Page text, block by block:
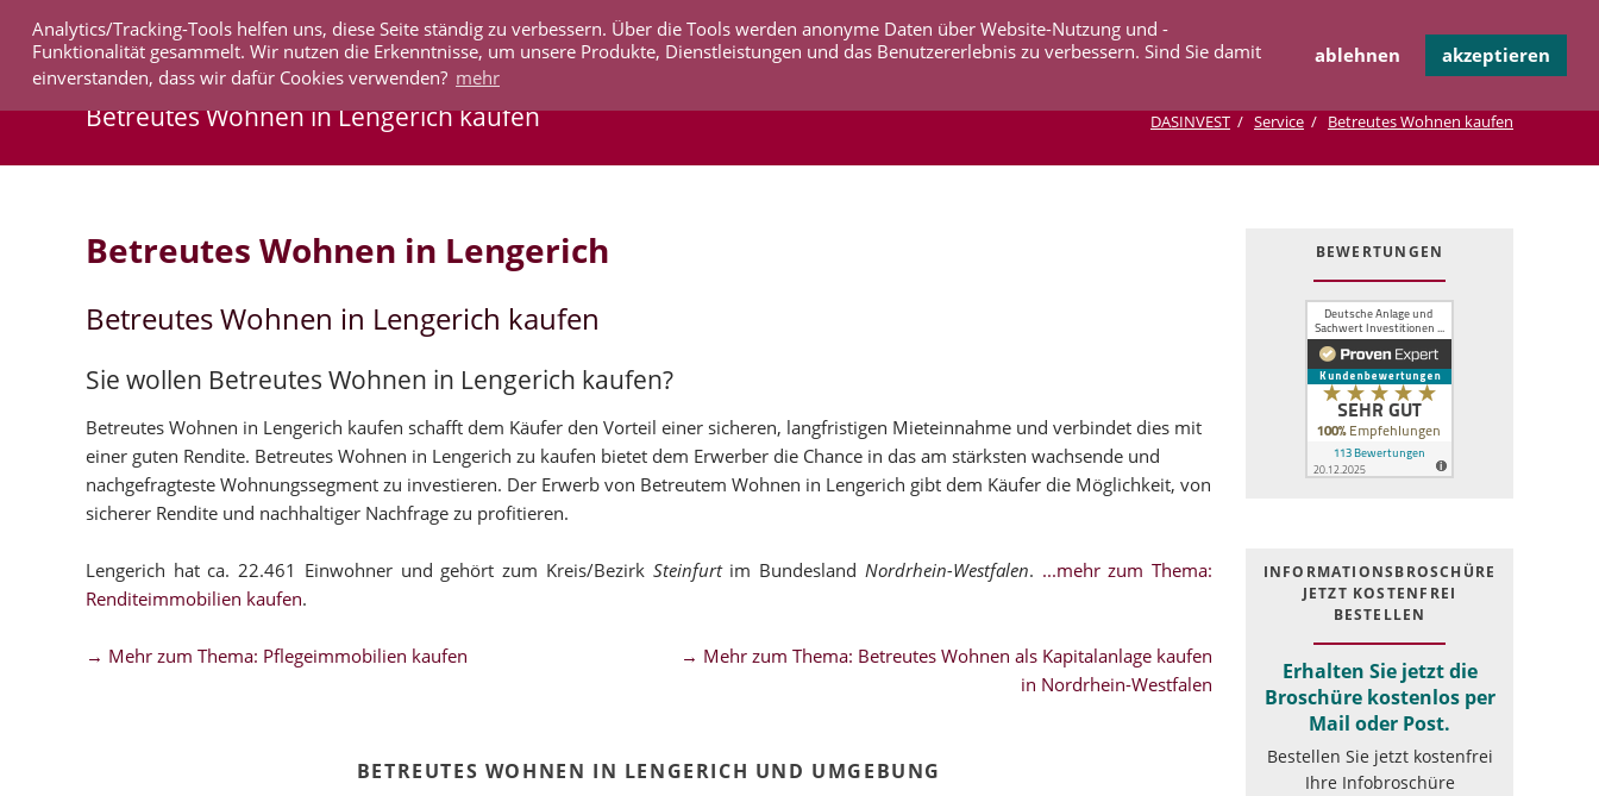
Analytics/Tracking-Tools helfen uns, diese Seite ständig zu verbessern. Über die Tools werden anonyme Daten über Website-Nutzung und -
Funktionalität gesammelt. Wir nutzen die Erkenntnisse, um unsere Produkte, Dienstleistungen und das Benutzererlebnis zu verbessern. Sind Sie damit
einverstanden, dass wir dafür Cookies verwenden? mehr
ablehnen akzeptieren
überspringen
IMMOBILIEN AKTUELLES UNTERNEHMEN SERVICE KOOPERATION KONTAKT
Betreutes Wohnen in Lengerich kaufen DASINVEST Service Betreutes Wohnen kaufen
Betreutes Wohnen in Lengerich
Betreutes Wohnen in Lengerich kaufen
Sie wollen Betreutes Wohnen in Lengerich kaufen?
Betreutes Wohnen in Lengerich kaufen schafft dem Käufer den Vorteil einer sicheren, langfristigen Mieteinnahme und verbindet dies mit
einer guten Rendite. Betreutes Wohnen in Lengerich zu kaufen bietet dem Erwerber die Chance in das am stärksten wachsende und
nachgefragteste Wohnungssegment zu investieren. Der Erwerb von Betreutem Wohnen in Lengerich gibt dem Käufer die Möglichkeit, von
sicherer Rendite und nachhaltiger Nachfrage zu profitieren.
Lengerich hat ca. 22.461 Einwohner und gehört zum Kreis/Bezirk Steinfurtim Bundesland Nordrhein-Westfalen. ...mehr zum Thema:
Renditeimmobilien kaufen.
→ Mehr zum Thema: Pflegeimmobilien kaufen
→ Mehr zum Thema: Betreutes Wohnen als Kapitalanlage kaufen
in Nordrhein-Westfalen
BETREUTES WOHNEN IN LENGERICH UND UMGEBUNG
BEWERTUNGEN
INFOR­MATIONS­BROSCHÜRE
JETZT KOSTEN­FREI
BESTELLEN
Erhalten Sie jetzt die
Broschüre kostenlos per
Mail oder Post.
Bestellen Sie jetzt kostenfrei
Ihre Infobroschüre